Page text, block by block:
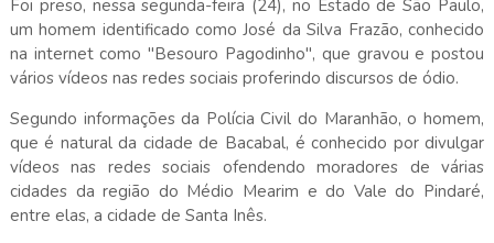
Foi preso, nessa segunda-feira (24), no Estado de São Paulo,
um homem identificado como José da Silva Frazão, conhecido
na internet como "Besouro Pagodinho", que gravou e postou
vários vídeos nas redes sociais proferindo discursos de ódio.
Segundo informações da Polícia Civil do Maranhão, o homem,
que é natural da cidade de Bacabal, é conhecido por divulgar
vídeos nas redes sociais ofendendo moradores de várias
cidades da região do Médio Mearim e do Vale do Pindaré,
entre elas, a cidade de Santa Inês.